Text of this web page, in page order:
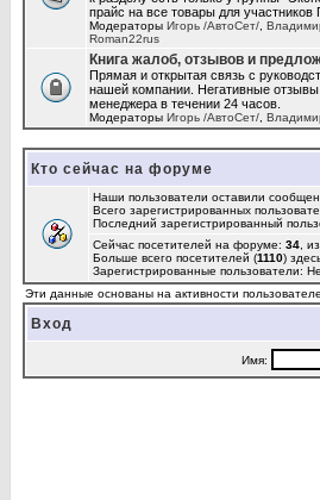
прайс на все товары для
Модераторы Игорь /АвтоСет/
Roman22rus
Книга жалоб, отзывов и
Прямая и открытая связь с
нашей компании. Негативные
менеджера в течении 24 часов.
Модераторы Игорь /АвтоСет/
Кто сейчас на форуме
Наши пользователи оставили
Всего зарегистрированных
Последний зарегистрированный
Сейчас посетителей на форуме: 34 ,
Больше всего посетителей (1110)
Зарегистрированные пользователи:
Эти данные основаны на активности
Вход
Имя: